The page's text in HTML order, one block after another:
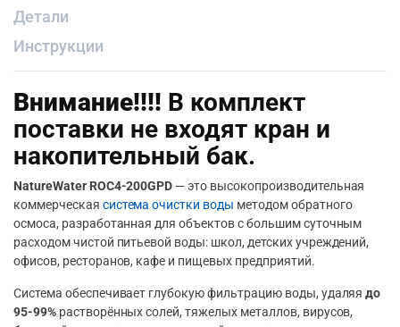
Детали
Инструкции
Внимание!!!! В комплект
поставки не входят кран и
накопительный бак.
NatureWater ROC4-200GPD — это высокопроизводительная
коммерческая система очистки воды методом обратного
осмоса, разработанная для объектов с большим суточным
расходом чистой питьевой воды: школ, детских учреждений,
офисов, ресторанов, кафе и пищевых предприятий.
Система обеспечивает глубокую фильтрацию воды, удаляядо
95-99%растворённых солей, тяжелых металлов, вирусов,